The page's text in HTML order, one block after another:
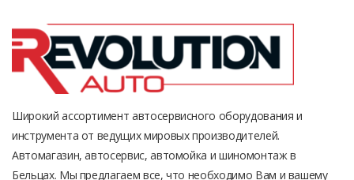
Широкий ассортимент автосервисного оборудования и
инструмента от ведущих мировых производителей.
Автомагазин, автосервис, автомойка и шиномонтаж в
Бельцах. Мы предлагаем все, что необходимо Вам и вашему